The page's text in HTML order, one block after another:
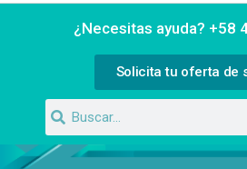
¿Necesitas ayuda? +58
Solicita tu oferta de